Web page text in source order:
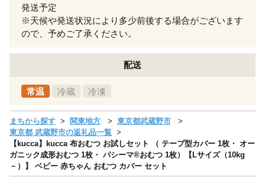
発送予定
※天候や発送状況により多少前後する場合がございます
ので、予めご了承ください。
配送
常温 冷蔵 冷凍
まちから探す 関東地方
東京都武蔵野市
東京都 武蔵野市の返礼品一覧
【kucca】kucca 布おむつ お試しセット （ テープ型カバー 1枚・ オー
ガニック成形おむつ 1枚・ パシーマ®おむつ 1枚）【Lサイズ（10kg
－）】 ベビー 赤ちゃん おむつ カバー セット